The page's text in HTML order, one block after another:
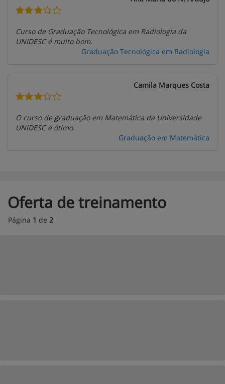
Curso de Graduação Tecnológica em Radiologia da
UNIDESC é muito bom.
Graduação Tecnológica em Radiologia
Camila Marques Costa
O curso de graduação em Matemática da Universidade
UNIDESC é ótimo.
Graduação em Matemática
Oferta de treinamento
Página 1 de 2